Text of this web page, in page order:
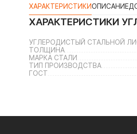
ХАРАКТЕРИСТИКИОПИСАНИЕ
ХАРАКТЕРИСТИКИ
УГЛЕРОДИСТЫЙ СТАЛЬНОЙ
ТОЛЩИНА
МАРКА СТАЛИ
ТИП ПРОИЗВОДСТВА
ГОСТ